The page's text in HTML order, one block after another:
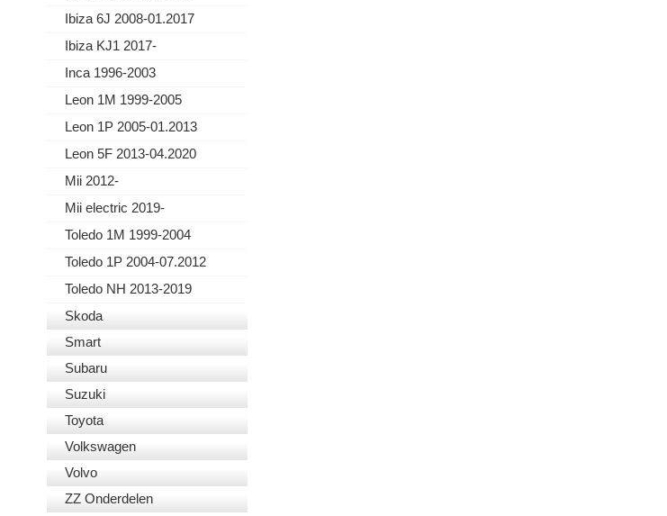
Ibiza 6J 2008-01.2017
Ibiza KJ1 2017-
Inca 1996-2003
Leon 1M 1999-2005
Leon 1P 2005-01.2013
Leon 5F 2013-04.2020
Mii 2012-
Mii electric 2019-
Toledo 1M 1999-2004
Toledo 1P 2004-07.2012
Toledo NH 2013-2019
Skoda
Smart
Subaru
Suzuki
Toyota
Volkswagen
Volvo
ZZ Onderdelen